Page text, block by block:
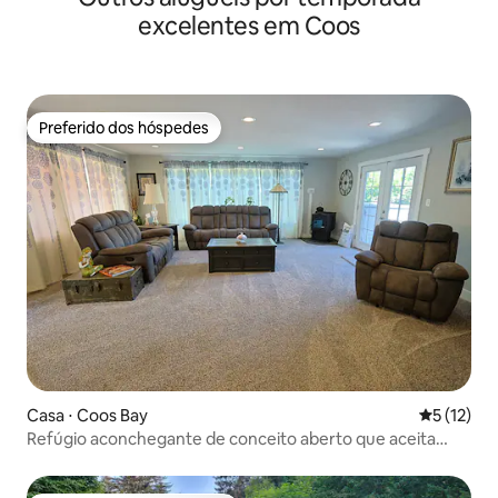
excelentes em Coos
Preferido dos hóspedes
Preferido dos hóspedes
Casa ⋅ Coos Bay 5 de uma
5 (12)
Refúgio aconchegante de conceito aberto que aceita